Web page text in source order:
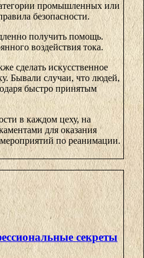
промышленных или
безопасности.
получить помощь.
воздействия тока.
сделать искусственное
Бывали случаи, что людей,
быстро принятым
в каждом цеху, на
для оказания
по реанимации.
секреты